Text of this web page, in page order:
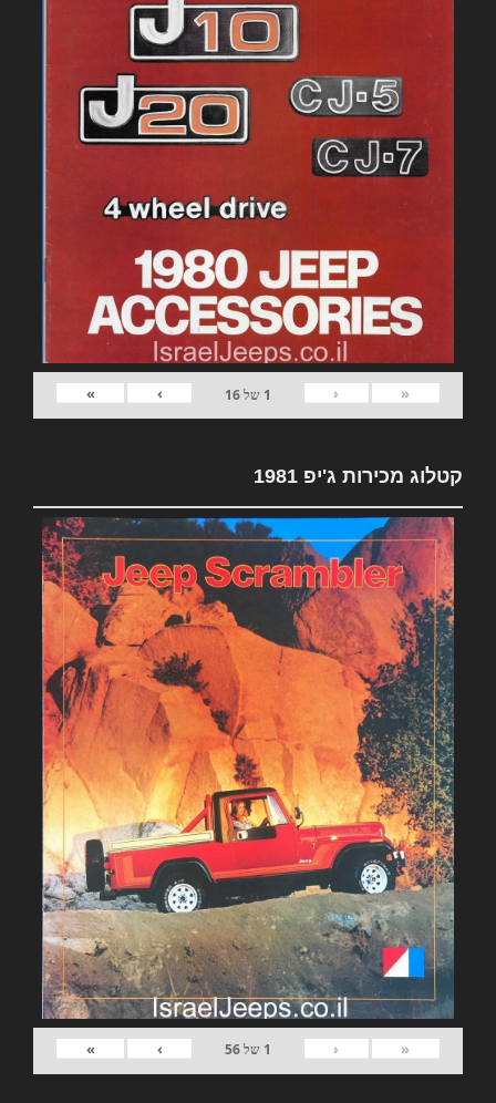
«
‹
1 של16
›
»
קטלוג מכירות ג'יפ 1981
«
‹
1 של56
›
»